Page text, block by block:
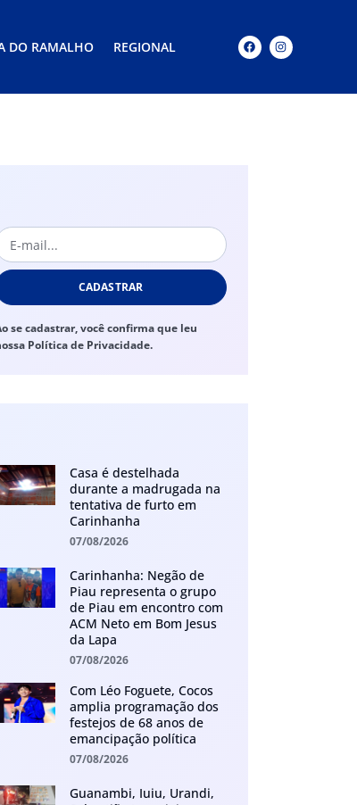
DO RAMALHO REGIONAL
CADASTRAR
se cadastrar, você confirma que leu
Política de Privacidade.
Casa é destelhada
durante a madrugada na
tentativa de furto em
Carinhanha
07/08/2026
Carinhanha: Negão de
Piau representa o grupo
de Piau em encontro com
ACM Neto em Bom Jesus
da Lapa
07/08/2026
Com Léo Foguete, Cocos
amplia programação dos
festejos de 68 anos de
emancipação política
07/08/2026
Guanambi, Iuiu, Urandi,